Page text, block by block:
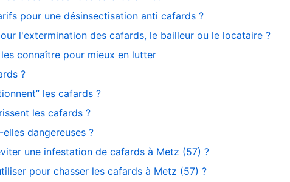
pour une désinsectisation anti cafards ?
l'extermination des cafards, le bailleur ou le locataire ?
connaître pour mieux en lutter
?
les cafards ?
les cafards ?
dangereuses ?
une infestation de cafards à Metz (57) ?
pour chasser les cafards à Metz (57) ?